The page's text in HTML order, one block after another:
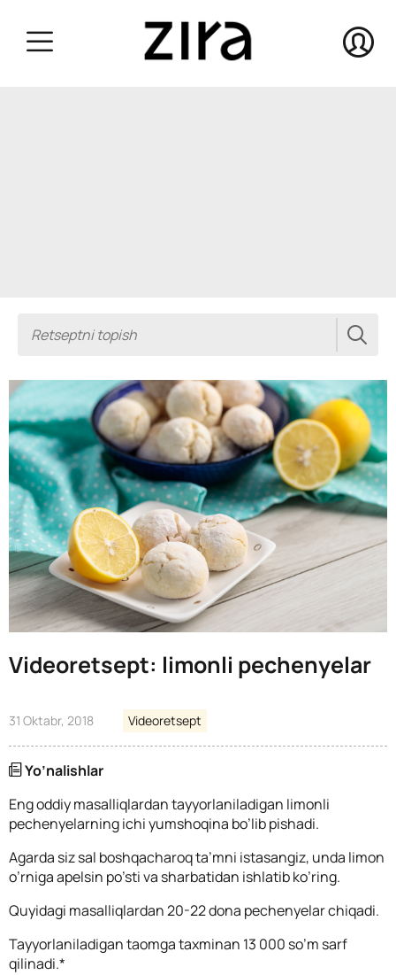
Videoretsept: limonli pechenyelar
31 Oktabr, 2018 Videoretsept
Yo’nalishlar
Eng oddiy masalliqlardan tayyorlaniladigan limonli
pechenyelarning ichi yumshoqina bo’lib pishadi.
Agarda siz sal boshqacharoq ta’mni istasangiz, unda limon
o’rniga apelsin po’sti va sharbatidan ishlatib ko’ring.
Quyidagi masalliqlardan 20-22 dona pechenyelar chiqadi.
Tayyorlaniladigan taomga taxminan 13 000 so’m sarf
qilinadi.*